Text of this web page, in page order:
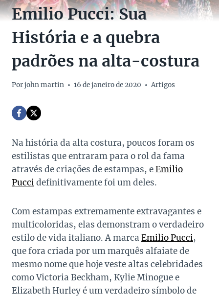
Emilio Pucci: Sua
História e a quebra
padrões na alta-costura
Porjohn martin 16 de janeiro de 2020 Artigos
Na história da alta costura, poucos foram os
estilistas que entraram para o rol da fama
através de criações de estampas, eEmilio
Puccidefinitivamente foi um deles.
Com estampas extremamente extravagantes e
multicoloridas, elas demonstram o verdadeiro
estilo de vida italiano. A marca Emilio Pucci,
que fora criada por um marquês alfaiate de
mesmo nome que hoje veste altas celebridades
como Victoria Beckham, Kylie Minogue e
Elizabeth Hurley é um verdadeiro símbolo de